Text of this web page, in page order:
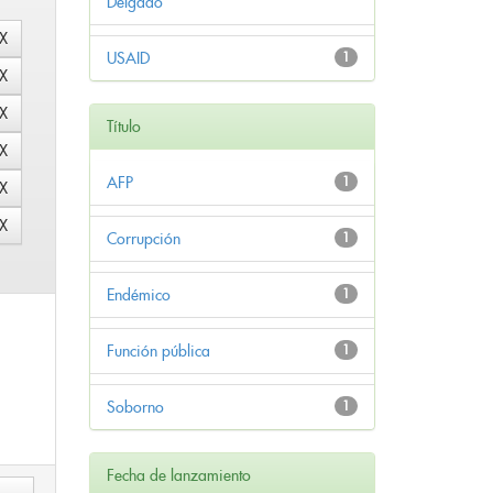
1
USAID
Título
1
AFP
1
Corrupción
1
Endémico
1
Función pública
1
Soborno
Fecha de lanzamiento